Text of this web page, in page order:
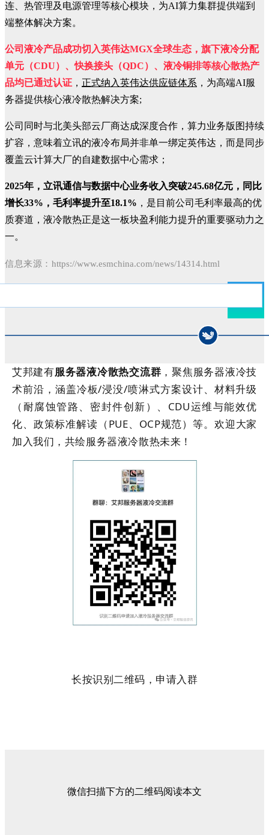
连、热管理及电源管理等核心模块，为AI算力集群提供端到
端整体解决方案。
公司液冷产品成功切入英伟达MGX全球生态，旗下液冷分配
单元（CDU）、快换接头（QDC）、液冷铜排等核心散热产
品均已通过认证 ， 正式纳入英伟达供应链体系 ，为高端AI服
务器提供核心液冷散热解决方案;
公司同时与北美头部云厂商达成深度合作，算力业务版图持续
扩容，意味着立讯的液冷布局并非单一绑定英伟达，而是同步
覆盖云计算大厂的自建数据中心需求；
2025年，立讯通信与数据中心业务收入突破245.68亿元，同比
增长33%，毛利率提升至18.1% ，是目前公司毛利率最高的优
质赛道，液冷散热正是这一板块盈利能力提升的重要驱动力之
一。
信息来源： https://www.esmchina.com/news/14314.html
艾邦建有服务器液冷散热交流群 ，聚焦服务器液冷技
术前沿，涵盖冷板/浸没/喷淋式方案设计、材料升级
（耐腐蚀管路、密封件创新）、CDU运维与能效优
化、政策标准解读（PUE、OCP规范）等。 欢迎大家
加入我们，共绘服务器液冷散热未来！
长按识别二维码，申请入群
微信扫描下方的二维码阅读本文